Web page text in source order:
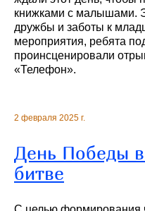
книжками с малышами.
дружбы и заботы к
мероприятия, ребята
проинсценировали
«Телефон».
2 февраля 2025 г.
День Победы
битве